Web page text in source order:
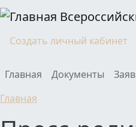
Перейти к основному
Моя учетная
Создать личный кабинет
Main
Главная Документы
Главная